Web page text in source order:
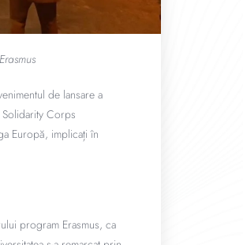
de lansare a
Corps
Europă, implicați în
program Erasmus, ca